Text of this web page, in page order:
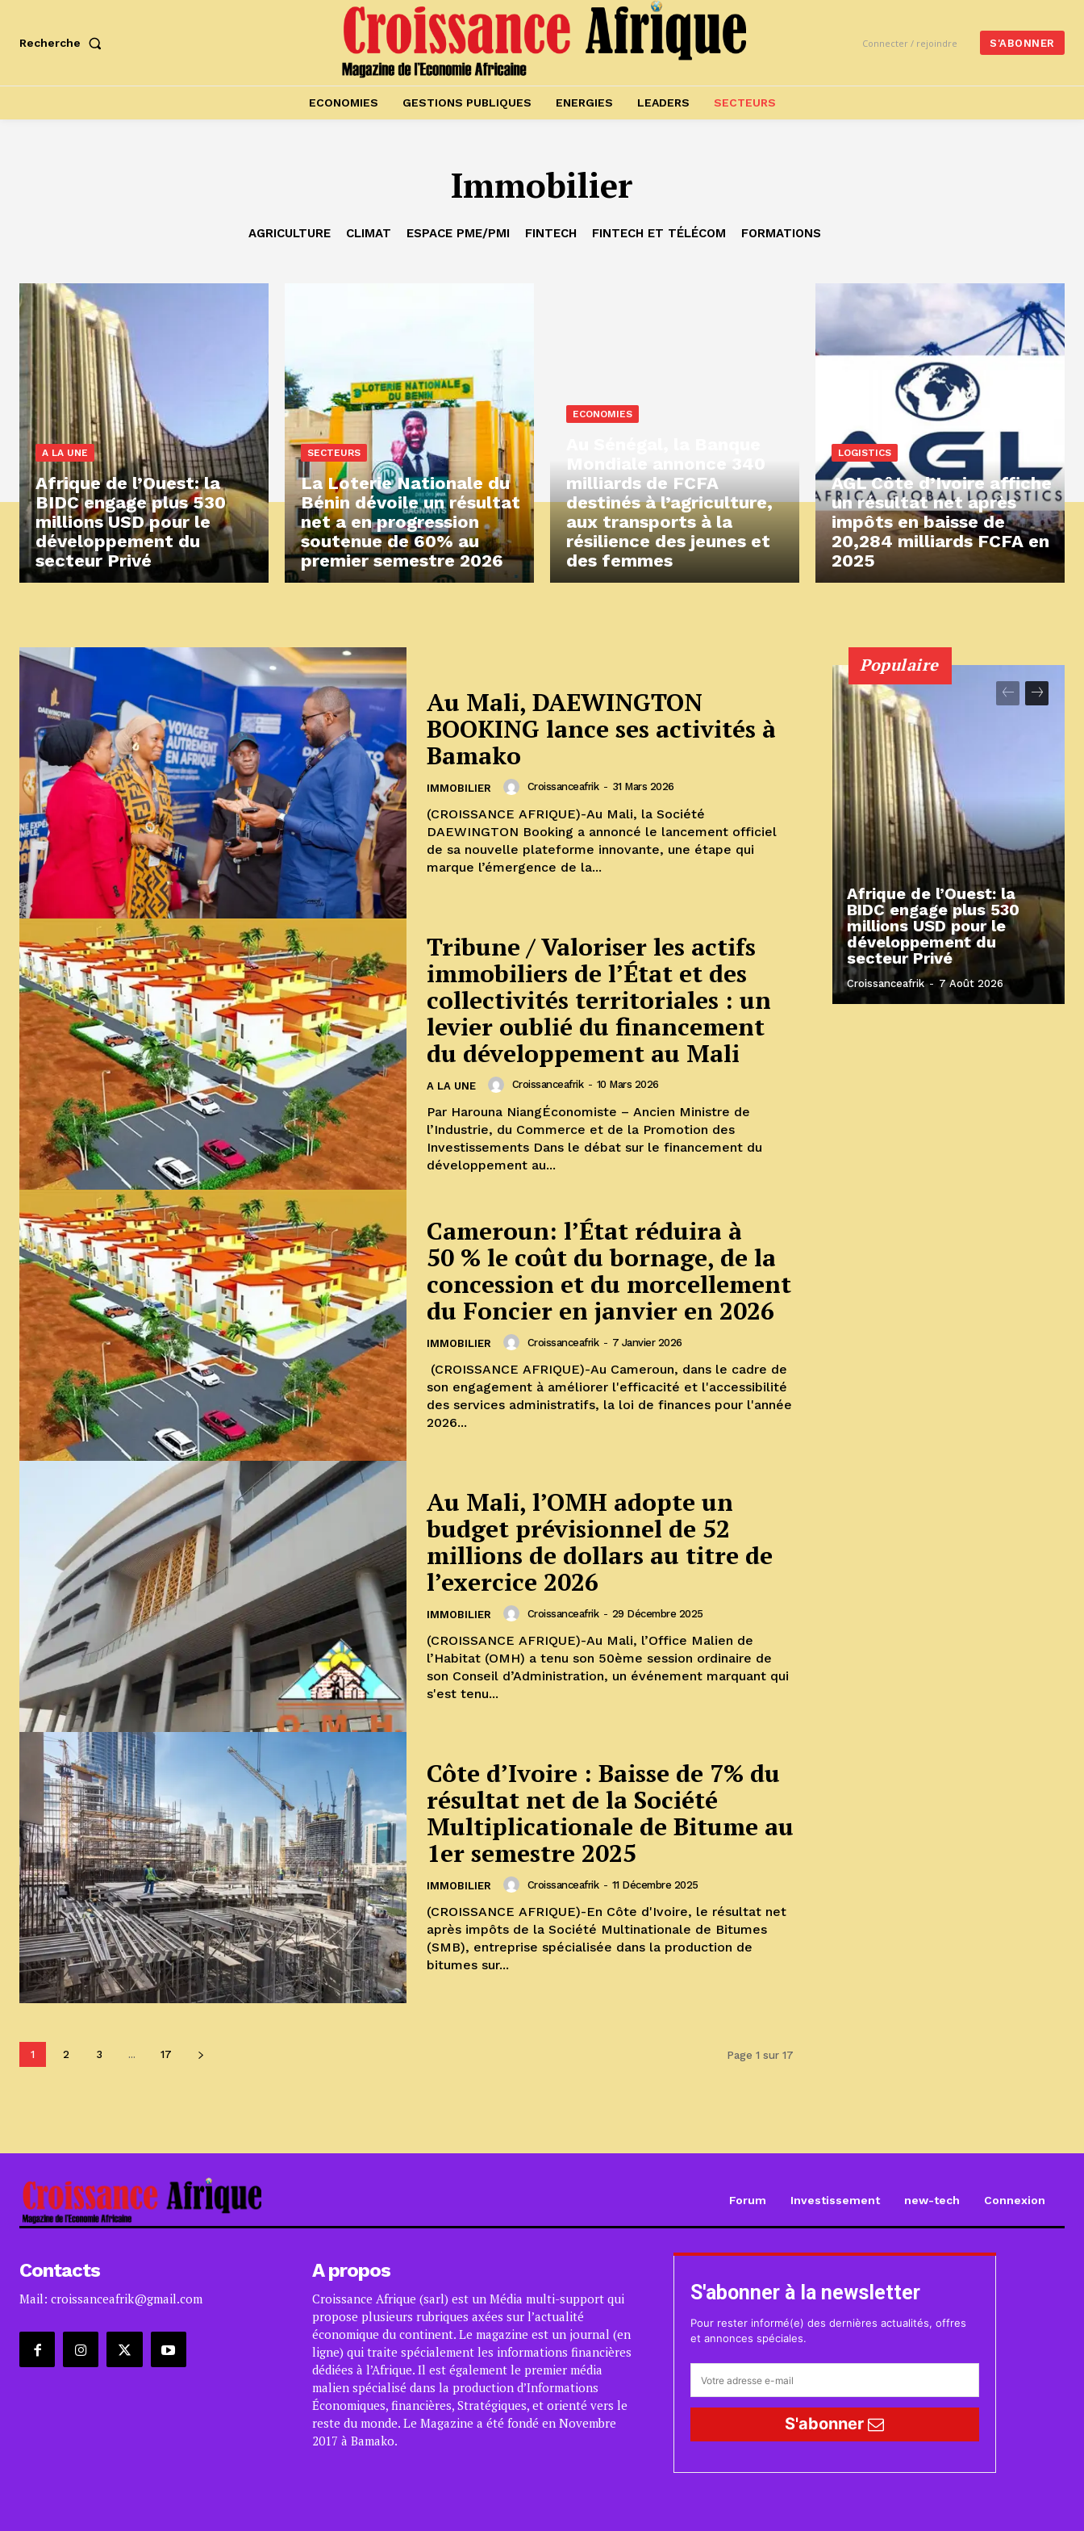
Recherche Connecter / rejoindre S'ABONNER
ECONOMIES GESTIONS PUBLIQUES ENERGIES LEADERS SECTEURS
Immobilier
AGRICULTURE CLIMAT ESPACE PME/PMI FINTECH FINTECH ET TÉLÉCOM FORMATIONS
A LA UNE
Afrique de l’Ouest: la
BIDC engage plus 530
millions USD pour le
développement du
secteur Privé
SECTEURS
La Loterie Nationale du
Bénin dévoile un résultat
net a en progression
soutenue de 60% au
premier semestre 2026
ECONOMIES
Mondiale annonce 340
milliards de FCFA
destinés à l’agriculture,
aux transports à la
résilience des jeunes et
des femmes
LOGISTICS
AGL Côte d’Ivoire affiche
un résultat net après
impôts en baisse de
20,284 milliards FCFA en
2025
Au Mali, DAEWINGTON
BOOKING lance ses activités à
Bamako
IMMOBILIER Croissanceafrik - 31 Mars 2026
(CROISSANCE AFRIQUE)-Au Mali, la Société
DAEWINGTON Booking a annoncé le lancement officiel
de sa nouvelle plateforme innovante, une étape qui
marque l’émergence de la...
Tribune / Valoriser les actifs
immobiliers de l’État et des
collectivités territoriales : un
levier oublié du financement
du développement au Mali
A LA UNE Croissanceafrik - 10 Mars 2026
Par Harouna NiangÉconomiste – Ancien Ministre de
l’Industrie, du Commerce et de la Promotion des
Investissements Dans le débat sur le financement du
développement au...
Cameroun: l’État réduira à
50 % le coût du bornage, de la
concession et du morcellement
du Foncier en janvier en 2026
IMMOBILIER Croissanceafrik - 7 Janvier 2026
(CROISSANCE AFRIQUE)-Au Cameroun, dans le cadre de
son engagement à améliorer l'efficacité et l'accessibilité
des services administratifs, la loi de finances pour l'année
2026...
Au Mali, l’OMH adopte un
budget prévisionnel de 52
millions de dollars au titre de
l’exercice 2026
IMMOBILIER Croissanceafrik - 29 Décembre 2025
(CROISSANCE AFRIQUE)-Au Mali, l’Office Malien de
l’Habitat (OMH) a tenu son 50ème session ordinaire de
son Conseil d’Administration, un événement marquant qui
s'est tenu...
Côte d’Ivoire : Baisse de 7% du
résultat net de la Société
Multiplicationale de Bitume au
1er semestre 2025
IMMOBILIER Croissanceafrik - 11 Décembre 2025
(CROISSANCE AFRIQUE)-En Côte d'Ivoire, le résultat net
après impôts de la Société Multinationale de Bitumes
(SMB), entreprise spécialisée dans la production de
bitumes sur...
1 2 3 ... 17 Page 1 sur 17
Populaire
Afrique de l’Ouest: la
BIDC engage plus 530
millions USD pour le
développement du
secteur Privé
Croissanceafrik - 7 Août 2026
Forum Investissement new-tech Connexion
Contacts
Mail: croissanceafrik@gmail.com
A propos
Croissance Afrique (sarl) est un Média multi-support qui
propose plusieurs rubriques axées sur l’actualité
économique du continent. Le magazine est un journal (en
ligne) qui traite spécialement les informations financières
dédiées à l’Afrique. Il est également le premier média
malien spécialisé dans la production d’Informations
Économiques, financières, Stratégiques, et orienté vers le
reste du monde. Le Magazine a été fondé en Novembre
2017 à Bamako.
S'abonner à la newsletter
Pour rester informé(e) des dernières actualités, offres
et annonces spéciales.
S'abonner